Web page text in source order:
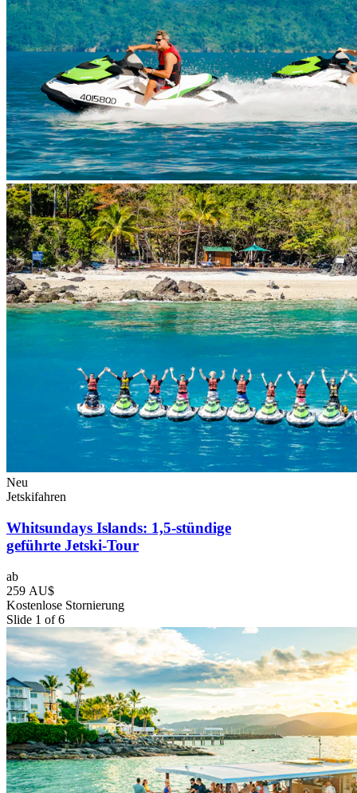
Neu
Jetskifahren
Whitsundays Islands: 1,5-stündige
geführte Jetski-Tour
ab
259 AU$
Kostenlose Stornierung
Slide 1 of 6